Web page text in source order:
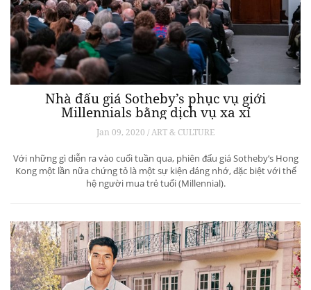
Nhà đấu giá Sotheby’s phục vụ giới
Millennials bằng dịch vụ xa xỉ
Jan 09, 2020 / ART & CULTURE
Với những gì diễn ra vào cuối tuần qua, phiên đấu giá Sotheby’s Hong
Kong một lần nữa chứng tỏ là một sự kiện đáng nhớ, đặc biệt với thế
hệ người mua trẻ tuổi (Millennial).